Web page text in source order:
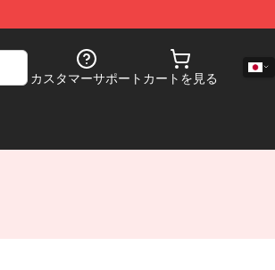
カスタマーサポート カートを見る